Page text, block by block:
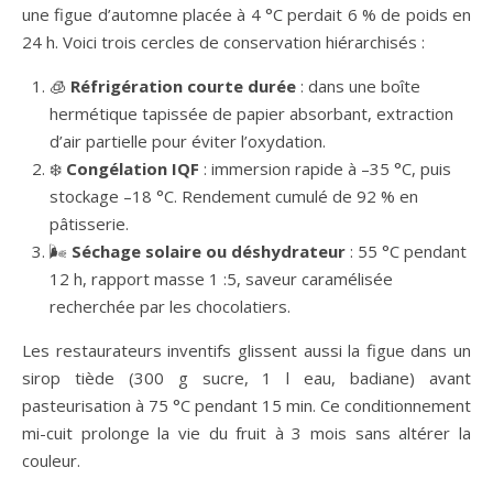
une figue d’automne placée à 4 °C perdait 6 % de poids en
24 h. Voici trois cercles de conservation hiérarchisés :
🧊 Réfrigération courte durée : dans une boîte
hermétique tapissée de papier absorbant, extraction
d’air partielle pour éviter l’oxydation.
❄️ Congélation IQF : immersion rapide à –35 °C, puis
stockage –18 °C. Rendement cumulé de 92 % en
pâtisserie.
🌬️ Séchage solaire ou déshydrateur : 55 °C pendant
12 h, rapport masse 1 :5, saveur caramélisée
recherchée par les chocolatiers.
Les restaurateurs inventifs glissent aussi la figue dans un
sirop tiède (300 g sucre, 1 l eau, badiane) avant
pasteurisation à 75 °C pendant 15 min. Ce conditionnement
mi-cuit prolonge la vie du fruit à 3 mois sans altérer la
couleur.